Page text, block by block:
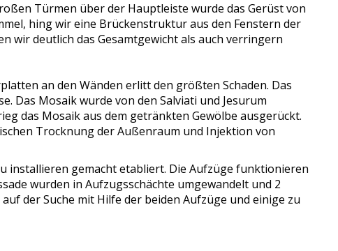
Türmen über der Hauptleiste wurde das Gerüst von
hing wir eine Brückenstruktur aus den Fenstern der
wir deutlich das Gesamtgewicht als auch verringern
an den Wänden erlitt den größten Schaden. Das
Das Mosaik wurde von den Salviati und Jesurum
das Mosaik aus dem getränkten Gewölbe ausgerückt.
Trocknung der Außenraum und Injektion von
installieren gemacht etabliert. Die Aufzüge funktionieren
wurden in Aufzugsschächte umgewandelt und 2
der Suche mit Hilfe der beiden Aufzüge und einige zu